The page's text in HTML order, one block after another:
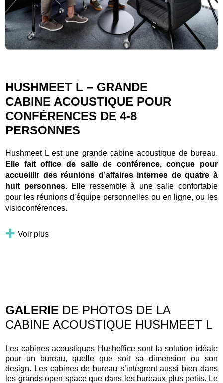
HUSHMEET L – GRANDE
CABINE ACOUSTIQUE POUR
CONFÉRENCES DE 4-8
PERSONNES
Hushmeet L est une grande cabine acoustique de bureau.
Elle fait office de salle de conférence, conçue pour
accueillir des réunions d’affaires internes de quatre à
huit personnes.Elle ressemble à une salle confortable
pour les réunions d’équipe personnelles ou en ligne, ou les
visioconférences.
Voir plus
GALERIE DE PHOTOS DE LA
CABINE ACOUSTIQUE HUSHMEET L
Les cabines acoustiques Hushoffice sont la solution idéale
pour un bureau, quelle que soit sa dimension ou son
design. Les cabines de bureau s’intègrent aussi bien dans
les grands open space que dans les bureaux plus petits. Le